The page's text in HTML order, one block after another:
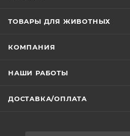
ТОВАРЫ ДЛЯ ЖИВОТНЫХ
КОМПАНИЯ
НАШИ РАБОТЫ
ДОСТАВКА/ОПЛАТА